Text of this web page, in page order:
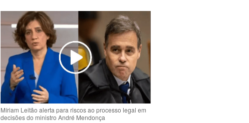
Míriam Leitão alerta para riscos ao processo legal em
decisões do ministro André Mendonça